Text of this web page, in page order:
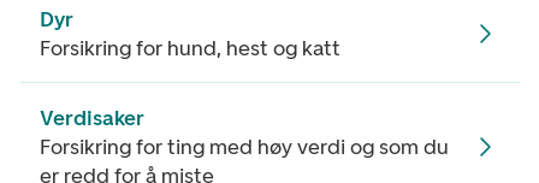
Dyr
Forsikring for hund, hest og katt
Verdisaker
Forsikring for ting med høy verdi og som du
er redd for å miste